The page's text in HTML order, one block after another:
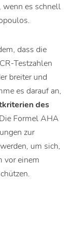
wenn es schnell
dass die
Testzahlen
breiter und
es darauf an,
des
Die Formel AHA
zur
um sich,
vor einem